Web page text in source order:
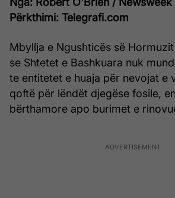
Përkthimi: Telegrafi.com
Mbyllja e Ngushticës së
se Shtetet e Bashkuara nuk
te entitetet e huaja për nevojat e
qoftë për lëndët djegëse fosile,
bërthamore apo burimet e